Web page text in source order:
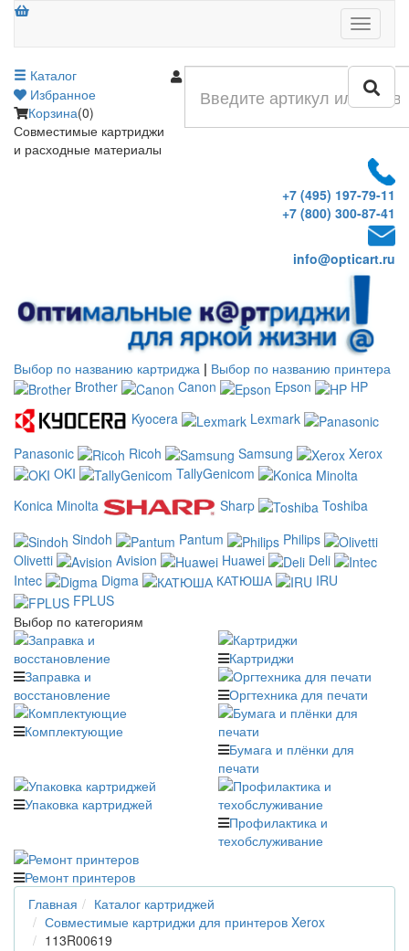
Меню
Каталог
Избранное
Корзина(0)
Совместимые картриджи
и расходные материалы
+7 (495) 197-79-11
+7 (800) 300-87-41
info@opticart.ru
Выбор по названию картриджа | Выбор по названию принтера
Brother
Canon Epson
HP
Kyocera
Lexmark
Panasonic
Ricoh Samsung
Xerox
OKI
TallyGenicom
Konica Minolta
Sharp
Toshiba
Sindoh
Pantum
Philips
Olivetti
Avision Huawei
Deli
Intec
Digma КАТЮША
IRU
FPLUS
Выбор по категориям
Заправка и
восстановление
Картриджи
Оргтехника для печати
Комплектующие
Бумага и плёнки для
печати
Упаковка картриджей
Профилактика и
техобслуживание
Ремонт принтеров
Главная
Каталог картриджей
Совместимые картриджи для принтеров Xerox
113R00619